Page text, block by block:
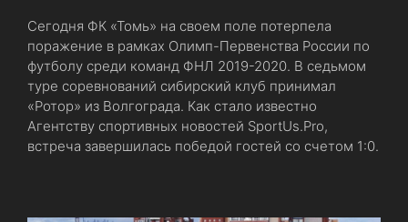
Сегодня ФК «Томь» на своем поле потерпела
поражение в рамках Олимп-Первенства России по
футболу среди команд ФНЛ 2019-2020. В седьмом
туре соревнований сибирский клуб принимал
«Ротор» из Волгограда. Как стало известно
Агентству спортивных новостей SportUs.Рro,
встреча завершилась победой гостей со счетом 1:0.